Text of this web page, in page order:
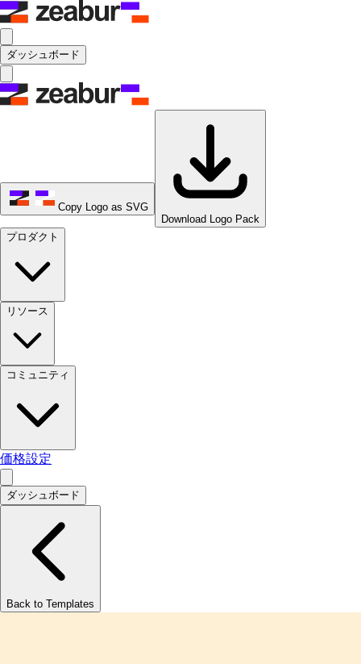
ダッシュボード
Copy Logo as SVG
Download Logo Pack
プロダクト
リソース
コミュニティ
価格設定
ダッシュボード
Back to Templates